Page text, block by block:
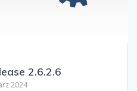
2.6.2.6
2024